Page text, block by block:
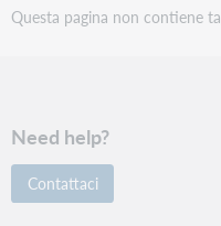
Questa pagina non contiene
Need help?
Contattaci